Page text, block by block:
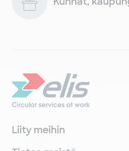
Liity meihin